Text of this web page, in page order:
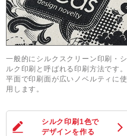
一般的にシルクスクリーン印刷・シ
ルク印刷と呼ばれる印刷方法です。
平面で印刷面が広いノベルティに使
用します。
シルク印刷1色で
デザインを作る